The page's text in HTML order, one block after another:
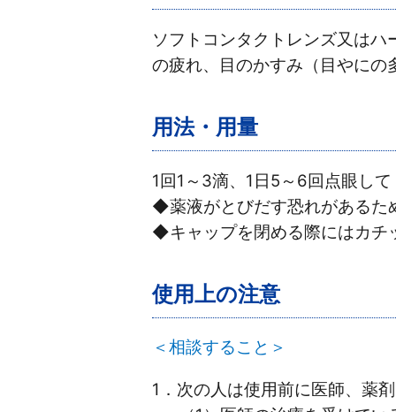
キャンセル
ソフトコンタクトレンズ又は
の疲れ、目のかすみ（目やにの
用法・用量
1回1～3滴、1日5～6回点眼し
◆薬液がとびだす恐れがあるた
◆キャップを閉める際にはカチ
使用上の注意
＜相談すること＞
1．次の人は使用前に医師、薬